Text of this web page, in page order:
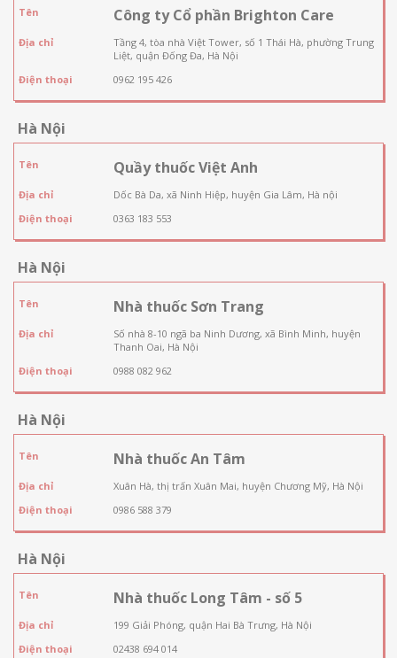
Tên Công ty Cổ phần Brighton Care
Địa chỉ
Tầng 4, tòa nhà Việt Tower, số 1 Thái Hà, phường Trung
Liệt, quận Đống Đa, Hà Nội
Điện thoại
0962 195 426
Hà Nội
Tên Quầy thuốc Việt Anh
Địa chỉ
Dốc Bà Da, xã Ninh Hiệp, huyện Gia Lâm, Hà nội
Điện thoại
0363 183 553
Hà Nội
Tên Nhà thuốc Sơn Trang
Địa chỉ
Số nhà 8-10 ngã ba Ninh Dương, xã Bình Minh, huyện
Thanh Oai, Hà Nội
Điện thoại
0988 082 962
Hà Nội
Tên Nhà thuốc An Tâm
Địa chỉ
Xuân Hà, thị trấn Xuân Mai, huyện Chương Mỹ, Hà Nội
Điện thoại
0986 588 379
Hà Nội
Tên Nhà thuốc Long Tâm - số 5
Địa chỉ
199 Giải Phóng, quận Hai Bà Trưng, Hà Nội
Điện thoại
02438 694 014